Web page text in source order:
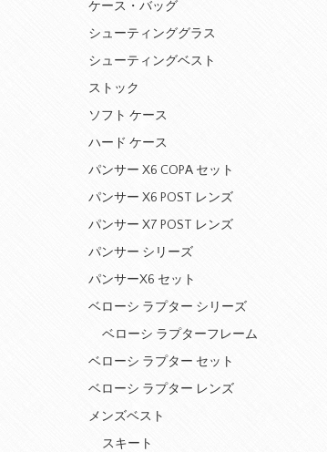
ケース・バッグ
シューティンググラス
シューティングベスト
ストック
ソフト ケース
ハード ケース
パンサー X6 COPA セット
パンサー X6 POST レンズ
パンサー X7 POST レンズ
パンサー シリーズ
パンサーX6 セット
ベローシ ラプター シリーズ
ベローシ ラプターフレーム
ベローシ ラプター セット
ベローシ ラプター レンズ
メンズベスト
スキート